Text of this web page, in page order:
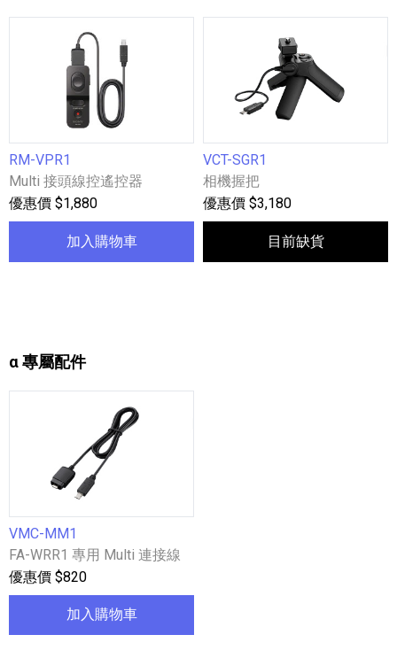
RM-VPR1
Multi 接頭線控遙控器
優惠價 $1,880
加入購物車
VCT-SGR1
相機握把
優惠價 $3,180
目前缺貨
α 專屬配件
VMC-MM1
FA-WRR1 專用 Multi 連接線
優惠價 $820
加入購物車